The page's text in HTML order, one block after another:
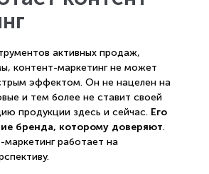
активных продаж,
контент-маркетинг не может
эффектом. Он не нацелен на
и тем более не ставит своей
продукции здесь и сейчас. Его
бренда, которому доверяют.
работает на